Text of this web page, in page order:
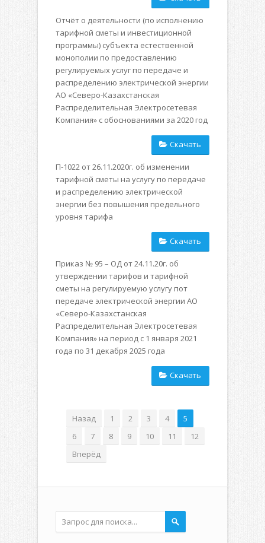
Отчёт о деятельности (по исполнению
тарифной сметы и инвестиционной
программы) субъекта естественной
монополии по предоставлению
регулируемых услуг по передаче и
распределению электрической энергии
АО «Северо-Казахстанская
Распределительная Электросетевая
Компания» с обоснованиями за 2020 год
Скачать
П-1022 от 26.11.2020г. об изменении
тарифной сметы на услугу по передаче
и распределению электрической
энергии без повышения предельного
уровня тарифа
Скачать
Приказ № 95 – ОД от 24.11.20г. об
утверждении тарифов и тарифной
сметы на регулируемую услугу пот
передаче электрической энергии АО
«Северо-Казахстанская
Распределительная Электросетевая
Компания» на период с 1 января 2021
года по 31 декабря 2025 года
Скачать
Назад 1 2 3 4
5
6
7 8 9 10 11
12
Вперёд